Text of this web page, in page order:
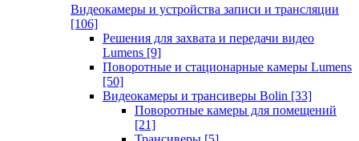
Видеокамеры и устройства записи и трансляции
[106]
Решения для захвата и передачи видео
Lumens [9]
Поворотные и стационарные камеры Lumens
[50]
Видеокамеры и трансиверы Bolin [33]
Поворотные камеры для помещений
[21]